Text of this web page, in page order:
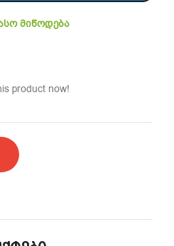
მიწოდება
product now!